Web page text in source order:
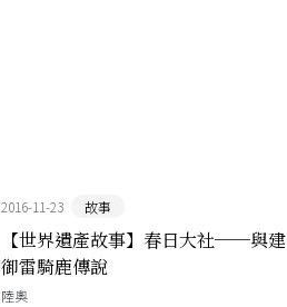
2016-11-23 故事
【世界遺產故事】春日大社──與建
御雷騎鹿傳說
陸奧